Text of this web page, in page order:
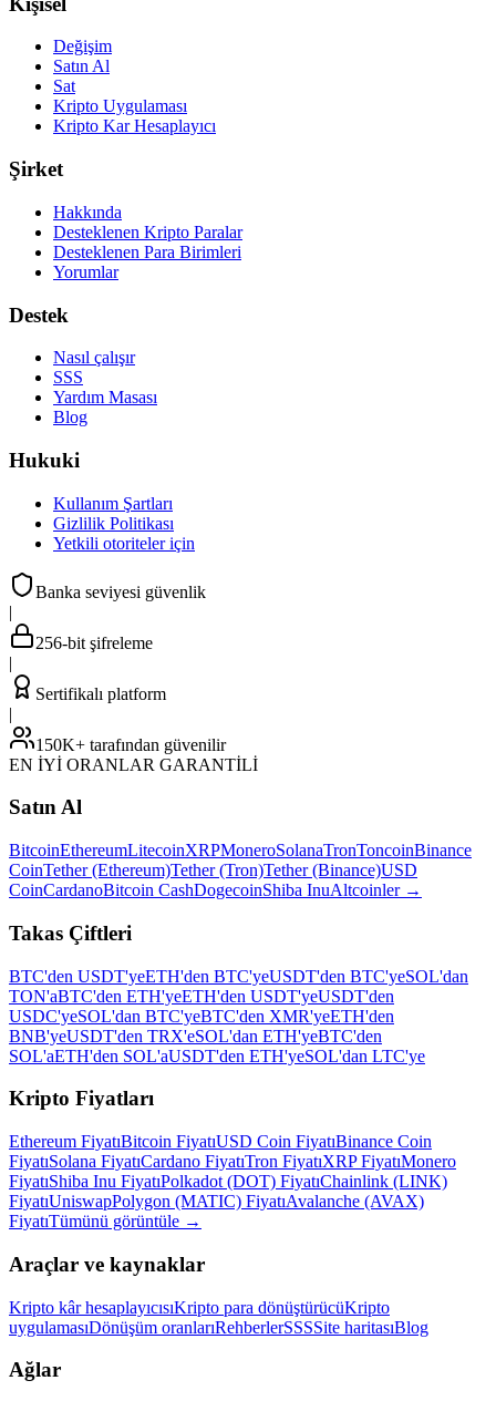
Değişim
Satın Al
Sat
Kripto Uygulaması
Kripto Kar Hesaplayıcı
Şirket
Hakkında
Desteklenen Kripto Paralar
Desteklenen Para Birimleri
Yorumlar
Destek
Nasıl çalışır
SSS
Yardım Masası
Blog
Hukuki
Kullanım Şartları
Gizlilik Politikası
Yetkili otoriteler için
Banka seviyesi güvenlik
|
256-bit şifreleme
|
Sertifikalı platform
|
150K+ tarafından güvenilir
EN İYİ ORANLAR GARANTİLİ
Satın Al
BitcoinEthereumLitecoinXRPMoneroSolanaTronToncoinBinance
CoinTether (Ethereum)Tether (Tron)Tether (Binance)USD
CoinCardanoBitcoin CashDogecoinShiba InuAltcoinler→
Takas Çiftleri
BTC'den USDT'yeETH'den BTC'yeUSDT'den BTC'yeSOL'dan
TON'aBTC'den ETH'yeETH'den USDT'yeUSDT'den
USDC'yeSOL'dan BTC'yeBTC'den XMR'yeETH'den
BNB'yeUSDT'den TRX'eSOL'dan ETH'yeBTC'den
SOL'aETH'den SOL'aUSDT'den ETH'yeSOL'dan LTC'ye
Kripto Fiyatları
Ethereum FiyatıBitcoin FiyatıUSD Coin FiyatıBinance Coin
FiyatıSolana FiyatıCardano FiyatıTron FiyatıXRP FiyatıMonero
FiyatıShiba Inu FiyatıPolkadot (DOT) FiyatıChainlink (LINK)
FiyatıUniswapPolygon (MATIC) FiyatıAvalanche (AVAX)
FiyatıTümünü görüntüle →
Araçlar ve kaynaklar
Kripto kâr hesaplayıcısıKripto para dönüştürücüKripto
uygulamasıDönüşüm oranlarıRehberlerSSSSite haritasıBlog
Ağlar